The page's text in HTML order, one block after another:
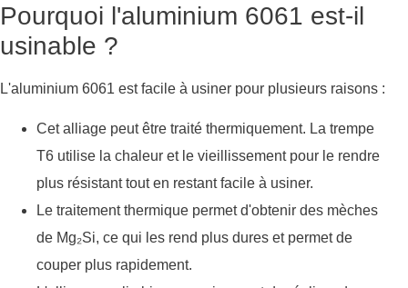
Pourquoi l'aluminium 6061 est-il
usinable ?
L'aluminium 6061 est facile à usiner pour plusieurs raisons :
Cet alliage peut être traité thermiquement. La trempe
T6 utilise la chaleur et le vieillissement pour le rendre
plus résistant tout en restant facile à usiner.
Le traitement thermique permet d'obtenir des mèches
de Mg₂Si, ce qui les rend plus dures et permet de
couper plus rapidement.